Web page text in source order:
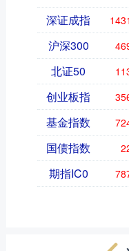
深证成指
沪深300
北证50
创业板指
基金指数
国债指数
期指IC0